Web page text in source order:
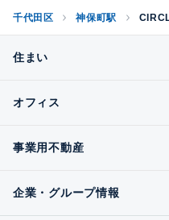
千代田区 神保町駅
住まい
オフィス
事業用不動産
企業・グループ情報